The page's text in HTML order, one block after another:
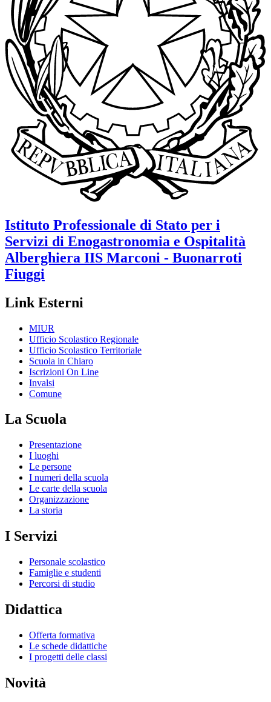
Istituto Professionale di Stato per i
Servizi di Enogastronomia e Ospitalità
Alberghiera IIS Marconi - Buonarroti
Fiuggi
Link Esterni
MIUR
Ufficio Scolastico Regionale
Ufficio Scolastico Territoriale
Scuola in Chiaro
Iscrizioni On Line
Invalsi
Comune
La Scuola
Presentazione
I luoghi
Le persone
I numeri della scuola
Le carte della scuola
Organizzazione
La storia
I Servizi
Personale scolastico
Famiglie e studenti
Percorsi di studio
Didattica
Offerta formativa
Le schede didattiche
I progetti delle classi
Novità